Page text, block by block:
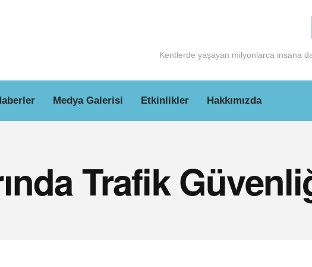
Kentlerde yaşayan milyonlarca insana
Medya Galerisi Etkinlikler Hakkımızda
Trafik